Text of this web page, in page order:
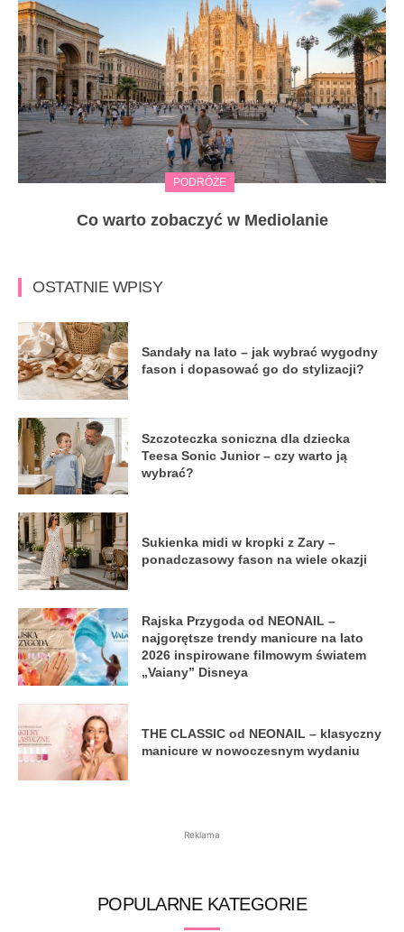
PODRÓŻE
Co warto zobaczyć w Mediolanie
OSTATNIE WPISY
Sandały na lato – jak wybrać wygodny
fason i dopasować go do stylizacji?
Szczoteczka soniczna dla dziecka
Teesa Sonic Junior – czy warto ją
wybrać?
Sukienka midi w kropki z Zary –
ponadczasowy fason na wiele okazji
Rajska Przygoda od NEONAIL –
najgorętsze trendy manicure na lato
2026 inspirowane filmowym światem
„Vaiany” Disneya
THE CLASSIC od NEONAIL – klasyczny
manicure w nowoczesnym wydaniu
Reklama
POPULARNE KATEGORIE